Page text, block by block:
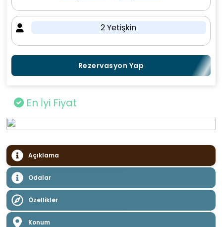
2 Yetişkin
Rezervasyon Yap
En İyi Fiyat
Açıklama
Odalar
Özellikler
Konum